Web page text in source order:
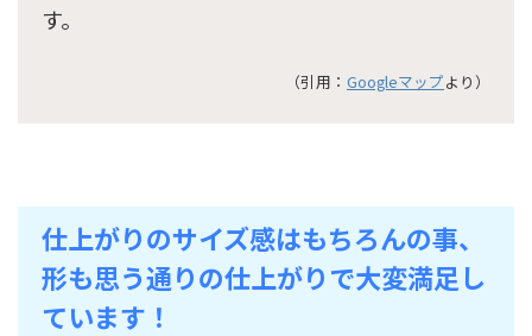
す。
（引用： Googleマップより）
仕上がりのサイズ感はもちろんの事、
形も思う通りの仕上がりで大変満足し
ています！